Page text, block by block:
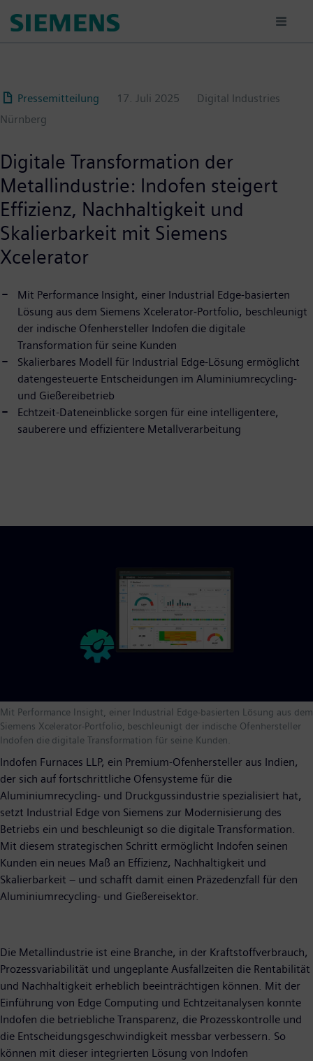
para
Pressemitteilung
17. Juli 2025
Digital Industries
Nürnberg
Digitale Transformation der
Metallindustrie: Indofen steigert
Effizienz, Nachhaltigkeit und
Skalierbarkeit mit Siemens
Xcelerator
Mit Performance Insight, einer Industrial Edge-basierten
Lösung aus dem Siemens Xcelerator-Portfolio, beschleunigt
der indische Ofenhersteller Indofen die digitale
Transformation für seine Kunden
Skalierbares Modell für Industrial Edge-Lösung ermöglicht
datengesteuerte Entscheidungen im Aluminiumrecycling-
und Gießereibetrieb
Echtzeit-Dateneinblicke sorgen für eine intelligentere,
sauberere und effizientere Metallverarbeitung
Mit Performance Insight, einer Industrial Edge-basierten Lösung aus dem
Siemens Xcelerator-Portfolio, beschleunigt der indische Ofenhersteller
Indofen die digitale Transformation für seine Kunden.
Indofen Furnaces LLP, ein Premium-Ofenhersteller aus Indien,
der sich auf fortschrittliche Ofensysteme für die
Aluminiumrecycling- und Druckgussindustrie spezialisiert hat,
setzt Industrial Edge von Siemens zur Modernisierung des
Betriebs ein und beschleunigt so die digitale Transformation.
Mit diesem strategischen Schritt ermöglicht Indofen seinen
Kunden ein neues Maß an Effizienz, Nachhaltigkeit und
Skalierbarkeit – und schafft damit einen Präzedenzfall für den
Aluminiumrecycling- und Gießereisektor.
Die Metallindustrie ist eine Branche, in der Kraftstoffverbrauch,
Prozessvariabilität und ungeplante Ausfallzeiten die Rentabilität
und Nachhaltigkeit erheblich beeinträchtigen können. Mit der
Einführung von Edge Computing und Echtzeitanalysen konnte
Indofen die betriebliche Transparenz, die Prozesskontrolle und
die Entscheidungsgeschwindigkeit messbar verbessern. So
können mit dieser integrierten Lösung von Indofen